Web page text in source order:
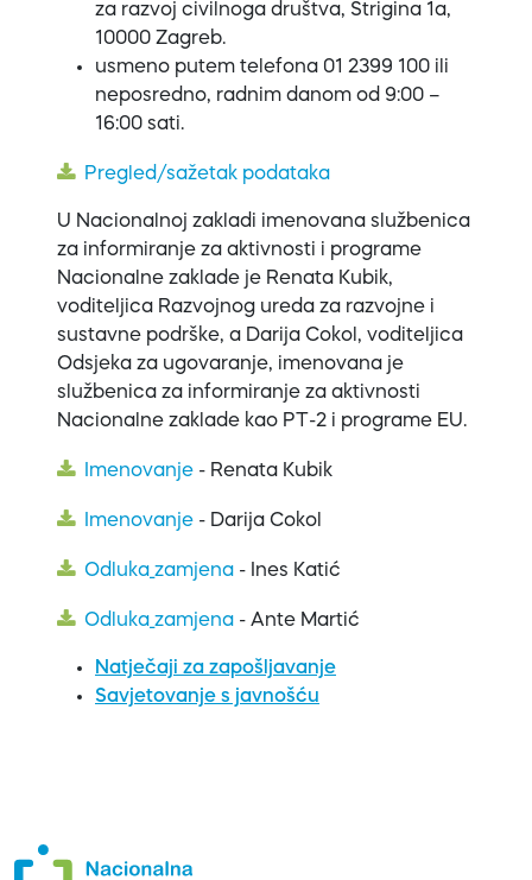
za razvoj civilnoga društva, Štrigina 1a,
10000 Zagreb.
usmeno putem telefona 01 2399 100 ili
neposredno, radnim danom od 9:00 –
16:00 sati.
Pregled/sažetak podataka
U Nacionalnoj zakladi imenovana službenica
za informiranje za aktivnosti i programe
Nacionalne zaklade je Renata Kubik,
voditeljica Razvojnog ureda za razvojne i
sustavne podrške, a Darija Cokol, voditeljica
Odsjeka za ugovaranje, imenovana je
službenica za informiranje za aktivnosti
Nacionalne zaklade kao PT-2 i programe EU.
Imenovanje - Renata Kubik
Imenovanje - Darija Cokol
Odluka_zamjena - Ines Katić
Odluka_zamjena - Ante Martić
Natječaji za zapošljavanje
Savjetovanje s javnošću